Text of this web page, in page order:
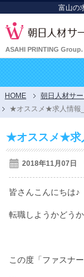
富山の
ASAHI PRINTING Group.
HOME
朝日人材サ
★オススメ★求人情報_
★オススメ★求
2018年11月07日
皆さんこんにちは♪
転職しようかどう
この度「ファスナ